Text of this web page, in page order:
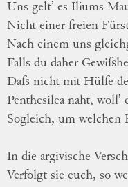
Uns gelt’ es Iliums
Nicht einer freien
Nach einem uns
Falls du daher
Daſs nicht mit Hülfe
Penthesilea naht, woll’
Sogleich, um welchen
In die argivische
Verfolgt sie euch, so